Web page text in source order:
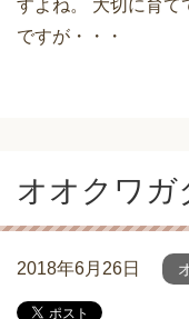
すよね。 大切に育て
ですが・・・
オオクワガ
2018年6月26日